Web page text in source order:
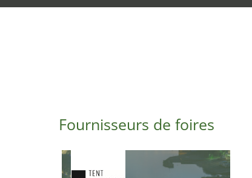
Fournisseurs de foires